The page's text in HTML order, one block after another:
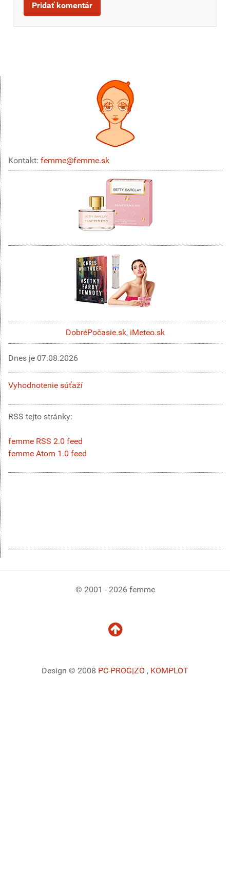
Kontakt: femme@femme.sk
DobréPočasie.sk, iMeteo.sk
Dnes je 07.08.2026
Vyhodnotenie súťaží
RSS tejto stránky:
femme RSS 2.0 feed
femme Atom 1.0 feed
© 2001 - 2026 femme
Design © 2008 PC-PROG|ZO , KOMPLOT